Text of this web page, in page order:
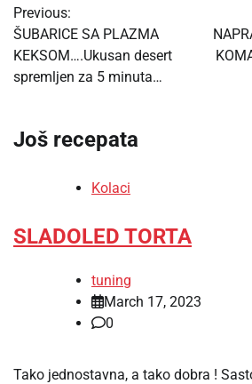
navigation
Previous:
ŠUBARICE SA PLAZMA
KEKSOM….Ukusan desert
spremljen za 5 minuta…
Još recepata
Kolaci
SLADOLED TORTA
tuning
March 17, 2023
0
Tako jednostavna, a tako dobra !